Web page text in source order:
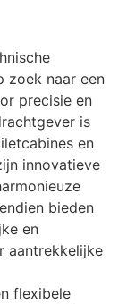
zoek naar een
precisie en
is
en
innovatieve
bieden
en
aantrekkelijke
flexibele